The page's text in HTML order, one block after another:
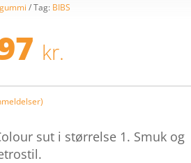
Tag: BIBS
kr..
kr.pris
er:
sut i størrelse 1. Smuk og